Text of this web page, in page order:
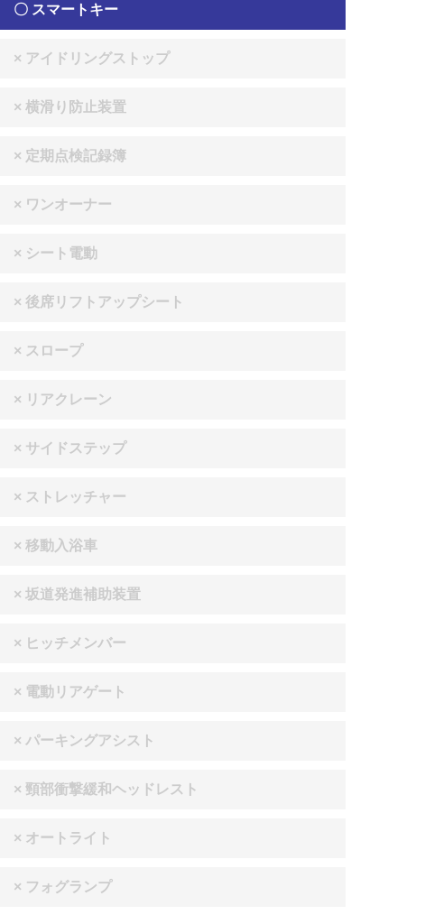
〇 スマートキー
× アイドリングストップ
× 横滑り防止装置
× 定期点検記録簿
× ワンオーナー
× シート電動
× 後席リフトアップシート
× スロープ
× リアクレーン
× サイドステップ
× ストレッチャー
× 移動入浴車
× 坂道発進補助装置
× ヒッチメンバー
× 電動リアゲート
× パーキングアシスト
× 頸部衝撃緩和ヘッドレスト
× オートライト
× フォグランプ